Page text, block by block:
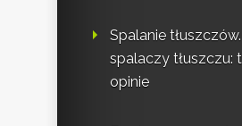
Spalanie
spalaczy tłuszczu:
opinie